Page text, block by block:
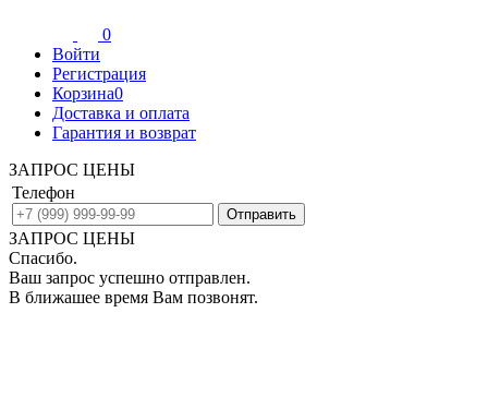
0
Войти
Регистрация
Корзина0
Доставка и оплата
Гарантия и возврат
ЗАПРОС ЦЕНЫ
Телефон
ЗАПРОС ЦЕНЫ
Спасибо.
Ваш запрос успешно отправлен.
В ближашее время Вам позвонят.